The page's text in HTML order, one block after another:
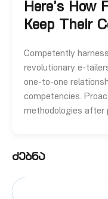
Here’s How
Keep Their
Competently
revolutionary e-
one-to-one
competencies.
methodologies after
ძებნა